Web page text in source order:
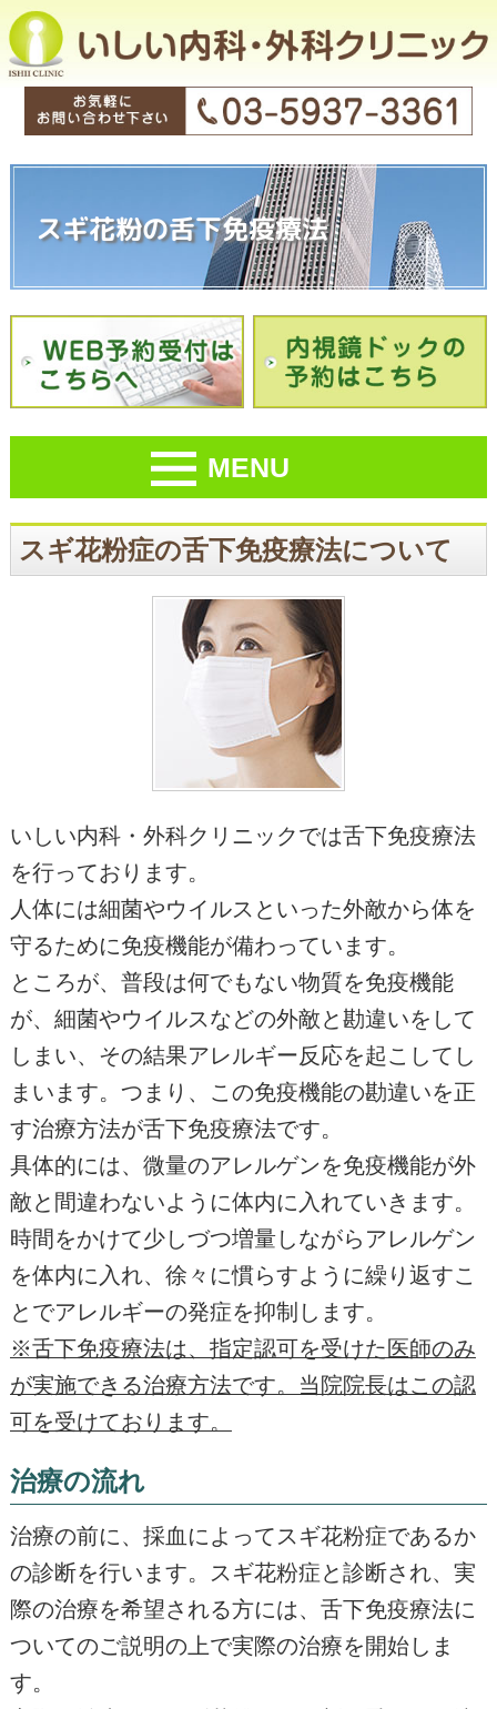
スギ花粉の舌下免疫療法
MENU
スギ花粉症の舌下免疫療法について
いしい内科・外科クリニックでは舌下免疫療法
を行っております。
人体には細菌やウイルスといった外敵から体を
守るために免疫機能が備わっています。
ところが、普段は何でもない物質を免疫機能
が、細菌やウイルスなどの外敵と勘違いをして
しまい、その結果アレルギー反応を起こしてし
まいます。つまり、この免疫機能の勘違いを正
す治療方法が舌下免疫療法です。
具体的には、微量のアレルゲンを免疫機能が外
敵と間違わないように体内に入れていきます。
時間をかけて少しづつ増量しながらアレルゲン
を体内に入れ、徐々に慣らすように繰り返すこ
とでアレルギーの発症を抑制します。
※舌下免疫療法は、指定認可を受けた医師のみ
が実施できる治療方法です。当院院長はこの認
可を受けております。
治療の流れ
治療の前に、採血によってスギ花粉症であるか
の診断を行います。スギ花粉症と診断され、実
際の治療を希望される方には、舌下免疫療法に
ついてのご説明の上で実際の治療を開始しま
す。